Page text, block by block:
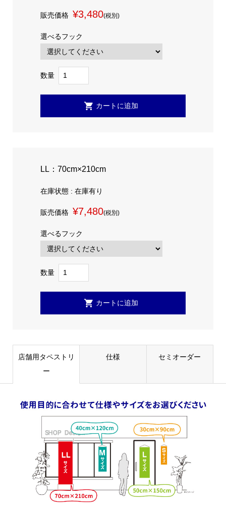
販売価格 ¥3,480(税別)
選べるフック
数量
LL：70cm×210cm
在庫状態 : 在庫有り
販売価格 ¥7,480(税別)
選べるフック
数量
店舗用タペストリ
ー
仕様 セミオーダー